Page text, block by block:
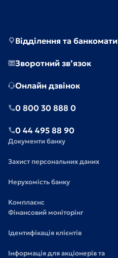
Відділення та банкомати
Зворотний зв’язок
Онлайн дзвінок
0 800 30 888 0
0 44 495 88 90
Документи банку
Захист персональних даних
Нерухомість банку
Комплаєнс
Фінансовий моніторінг
Ідентифікація клієнтів
Інформація для акціонерів та